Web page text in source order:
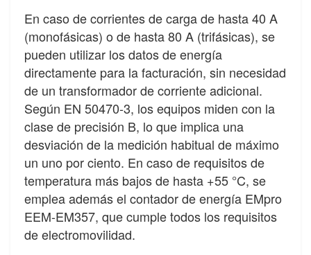
En caso de corrientes de carga de hasta 40 A
(monofásicas) o de hasta 80 A (trifásicas), se
pueden utilizar los datos de energía
directamente para la facturación, sin necesidad
de un transformador de corriente adicional.
Según EN 50470-3, los equipos miden con la
clase de precisión B, lo que implica una
desviación de la medición habitual de máximo
un uno por ciento. En caso de requisitos de
temperatura más bajos de hasta +55 °C, se
emplea además el contador de energía EMpro
EEM-EM357, que cumple todos los requisitos
de electromovilidad.